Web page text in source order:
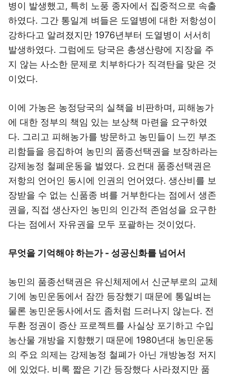
병이 발생했고, 특히 노풍 종자에서 집중적으로 속출
하였다. 그간 통일계 벼들은 도열병에 대한 저항성이
강하다고 알려졌지만 1976년부터 도열병이 서서히
발생하였다. 그럼에도 당국은 총생산량에 지장을 주
지 않는 사소한 문제로 치부하다가 직격탄을 맞은 것
이었다.
이에 가농은 농정당국의 실책을 비판하며, 피해농가
에 대한 정부의 책임 있는 보상책 마련을 요구하였
다. 그리고 피해농가를 방문하고 농민들이 느낀 부조
리함들을 응집하여 농민의 품종선택권을 보장하라는
강제농정 철폐운동을 벌였다. 요컨대 품종선택권은
저항의 언어인 동시에 인권의 언어였다. 생산비를 보
장받을 수 없는 신품종 벼를 거부한다는 점에서 생존
권을, 직접 생산자인 농민의 인간적 존엄성을 요구한
다는 점에서 자유권을 모두 포괄하는 것이었다.
무엇을 기억해야 하는가 - 성공신화를 넘어서
농민의 품종선택권은 유신체제에서 신군부로의 교체
기에 농민운동에서 잠깐 등장했기 때문에 통일벼는
물론 농민운동사에서도 좀처럼 드러나지 않는다. 전
두환 정권이 증산 프로젝트를 사실상 포기하고 수입
농산물 개방을 지향했기 때문에 1980년대 농민운동
의 주요 의제는 강제농정 철폐가 아닌 개방농정 저지
에 있었다. 비록 짧은 기간 등장했다 사라졌지만 품